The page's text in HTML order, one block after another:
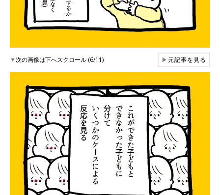
▼次の画像は下へスクロール (6/11) ▶元記事を見る